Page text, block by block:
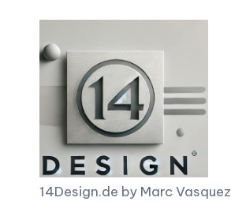
1
14Design.de by Marc Vasquez